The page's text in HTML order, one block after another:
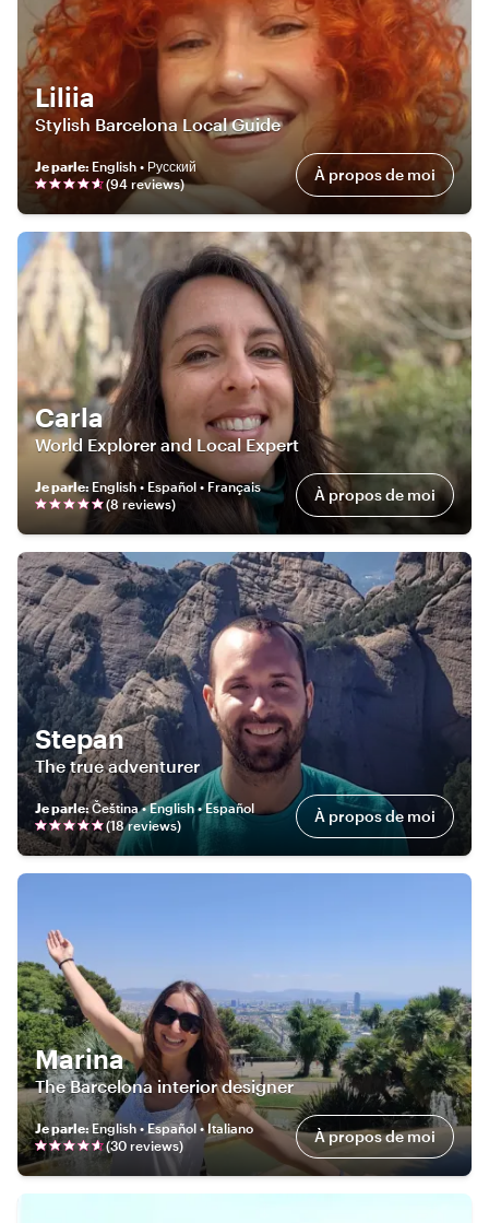
Liliia
Stylish Barcelona Local Guide
Je parle: English • Русский
(94 reviews) À propos de moi
Carla
World Explorer and Local Expert
Je parle: English • Español • Français
(8 reviews) À propos de moi
Stepan
The true adventurer
Je parle:Čeština • English • Español
(18reviews) À propos de moi
Marina
The Barcelona interior designer
Je parle: English • Español • Italiano
(30 reviews) À propos de moi